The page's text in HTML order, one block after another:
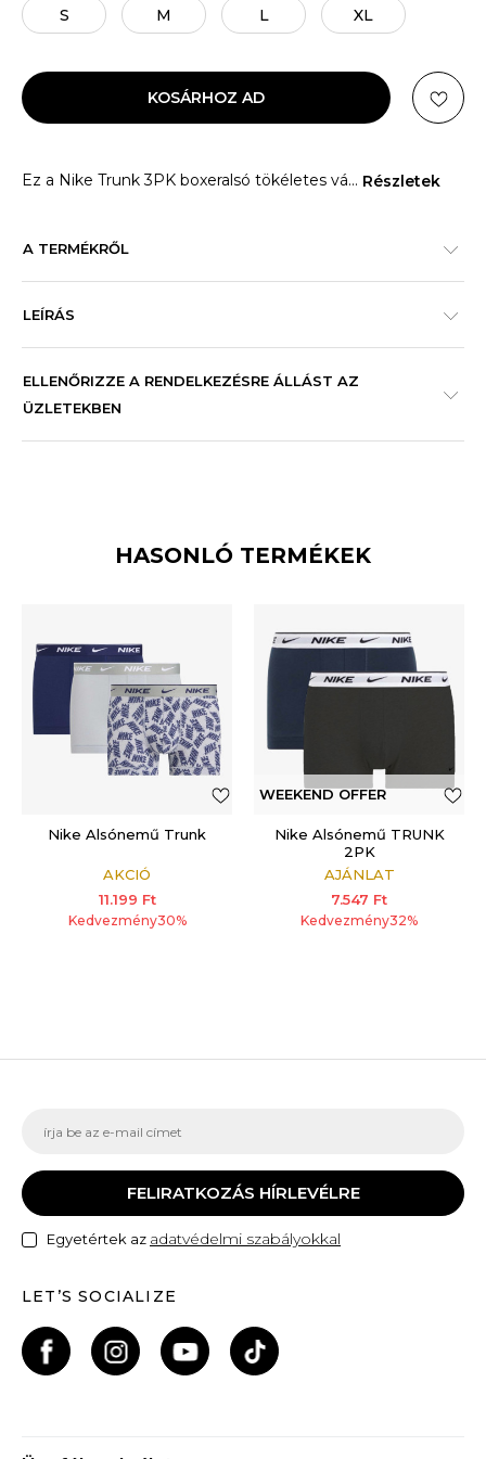
S M L XL
KOSÁRHOZ AD
Ez a Nike Trunk 3PK boxeralsó tökéletes vá... Részletek
A TERMÉKRŐL
LEÍRÁS
ELLENŐRIZZE A RENDELKEZÉSRE ÁLLÁST AZ
ÜZLETEKBEN
HASONLÓ TERMÉKEK
Nike Alsónemű Trunk
AKCIÓ
11.199 Ft
Kedvezmény30%
WEEKEND OFFER
ADDITIONAL 15%
Nike Alsónemű TRUNK
2PK
AJÁNLAT
7.547 Ft
Kedvezmény32%
FELIRATKOZÁS HÍRLEVÉLRE
Egyetértek az adatvédelmi szabályokkal
LET’S SOCIALIZE